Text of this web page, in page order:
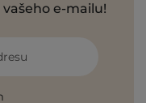
e-mailu!